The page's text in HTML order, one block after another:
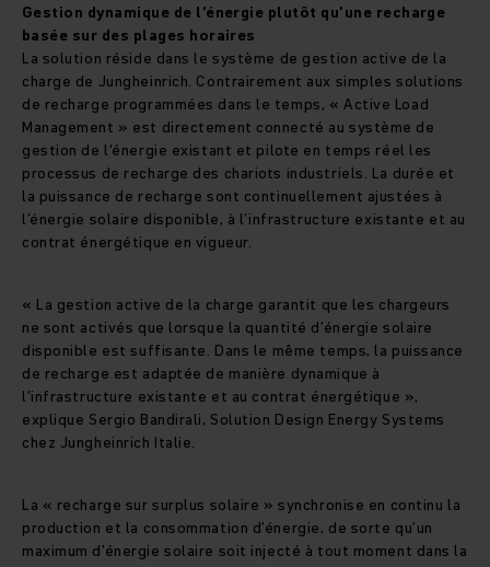
Gestion dynamique de l’énergie plutôt qu’une recharge
basée sur des plages horaires
La solution réside dans le système de gestion active de la
charge de Jungheinrich. Contrairement aux simples solutions
de recharge programmées dans le temps, « Active Load
Management » est directement connecté au système de
gestion de l'énergie existant et pilote en temps réel les
processus de recharge des chariots industriels. La durée et
la puissance de recharge sont continuellement ajustées à
l’énergie solaire disponible, à l’infrastructure existante et au
contrat énergétique en vigueur.
« La gestion active de la charge garantit que les chargeurs
ne sont activés que lorsque la quantité d’énergie solaire
disponible est suffisante. Dans le même temps, la puissance
de recharge est adaptée de manière dynamique à
l’infrastructure existante et au contrat énergétique »,
explique Sergio Bandirali, Solution Design Energy Systems
chez Jungheinrich Italie.
La « recharge sur surplus solaire » synchronise en continu la
production et la consommation d’énergie, de sorte qu’un
maximum d’énergie solaire soit injecté à tout moment dans la